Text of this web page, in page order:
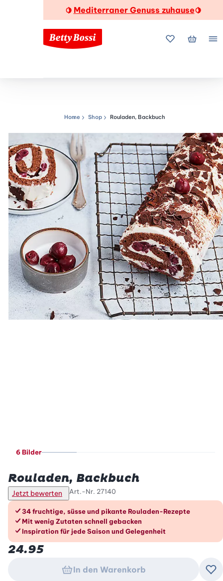
🍋 Mediterraner Genuss zuhause🍋
MeineMein
Navigationspfad
Home Shop Rouladen, Backbuch
6 Bilder
Rouladen, Backbuch
Jetzt bewerten Art.-Nr. 27140
Die Vorteile im Überblick
34 fruchtige, süsse und pikante Rouladen-Rezepte
Mit wenig Zutaten schnell gebacken
Inspiration für jede Saison und Gelegenheit
24.95
In den Warenkorb